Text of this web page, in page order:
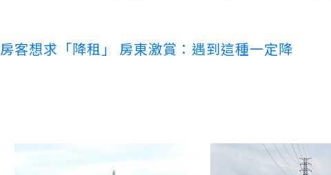
客想求「降租」 房東激賞：遇到這種一定降